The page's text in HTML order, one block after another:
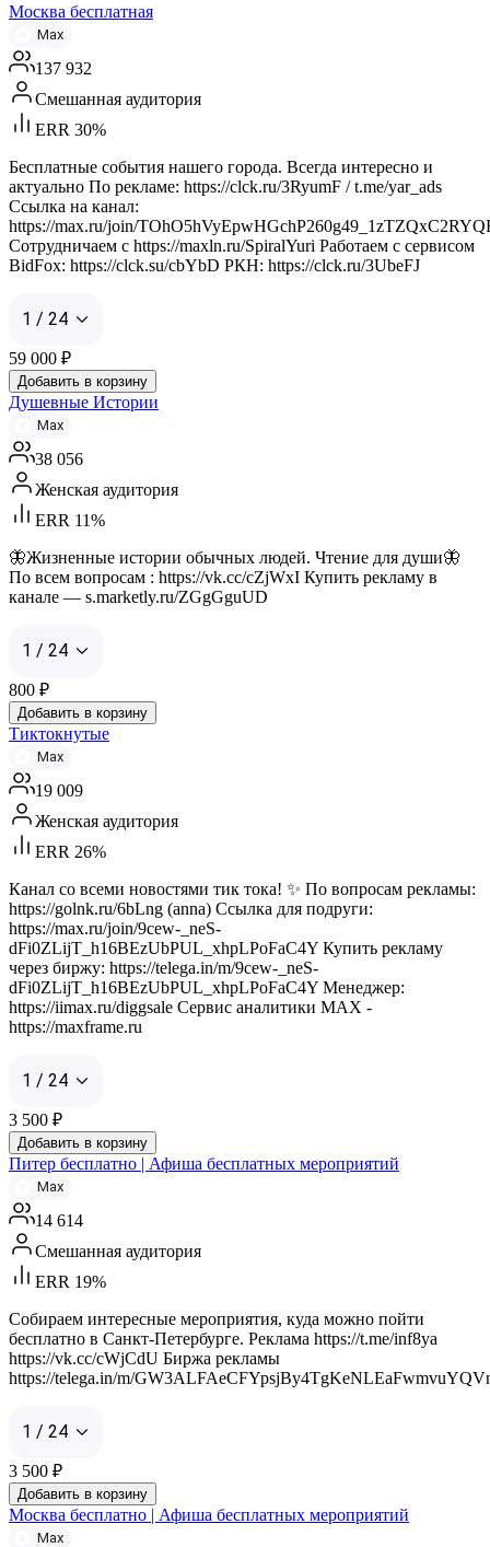
Москва бесплатная
Max
137 932
Смешанная аудитория
ERR 30%
Бесплатные события нашего города. Всегда интересно и
актуально По рекламе: https://clck.ru/3RyumF / t.me/yar_ads
Ссылка на канал:
https://max.ru/join/
Сотрудничаем с https://maxln.ru/SpiralYuri Работаем с сервисом
BidFox: https://clck.su/cbYbD РКН: https://clck.ru/3UbeFJ
1 / 24
59 000 ₽
Добавить в корзину
Душевные Истории
Max
38 056
Женская аудитория
ERR 11%
🦋Жизненные истории обычных людей. Чтение для души🦋
По всем вопросам : https://vk.cc/cZjWxI Купить рекламу в
канале — s.marketly.ru/ZGgGguUD
1 / 24
800 ₽
Добавить в корзину
Тиктокнутые
Max
19 009
Женская аудитория
ERR 26%
Канал со всеми новостями тик тока! ✨ По вопросам рекламы:
https://golnk.ru/6bLng (anna) Ссылка для подруги:
https://max.ru/join/9cew-_neS-
dFi0ZLijT_h16BEzUbPUL_xhpLPoFaC4Y Купить рекламу
через биржу: https://telega.in/m/9cew-_neS-
dFi0ZLijT_h16BEzUbPUL_xhpLPoFaC4Y Менеджер:
https://iimax.ru/diggsale Сервис аналитики MAX -
https://maxframe.ru
1 / 24
3 500 ₽
Добавить в корзину
Питер бесплатно | Афиша бесплатных мероприятий
Max
14 614
Смешанная аудитория
ERR 19%
Собираем интересные мероприятия, куда можно пойти
бесплатно в Санкт-Петербурге. Реклама https://t.me/inf8ya
https://vk.cc/cWjCdU Биржа рекламы
https://telega.in/m/
1 / 24
3 500 ₽
Добавить в корзину
Москва бесплатно | Афиша бесплатных мероприятий
Max